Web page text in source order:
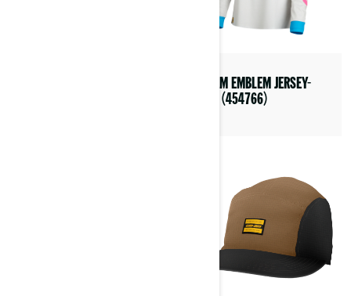
CAN-AM EMBLEM JERSEY-
SHIRT (454766)